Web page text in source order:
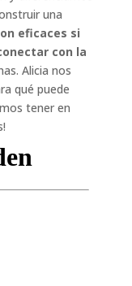
una
eficaces si
con la
Alicia nos
qué puede
tener en